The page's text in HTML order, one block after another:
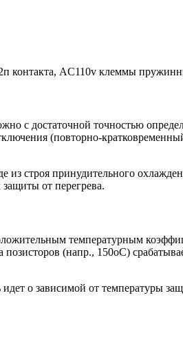
контакта, AC110v клеммы
с достаточной точностью
(повторно-
из строя принудительного
от перегрева.
температурным
(напр., 150oС)
о зависимой от температуры